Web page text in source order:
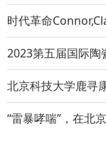
时代革命
2023第五届国际陶
北京科技大学鹿寻
“雷暴哮喘”，在北